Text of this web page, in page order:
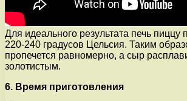
Для идеального результата печь пиццу
220-240 градусов Цельсия. Таким
пропечется равномерно, а сыр
золотистым.
6. Время приготовления